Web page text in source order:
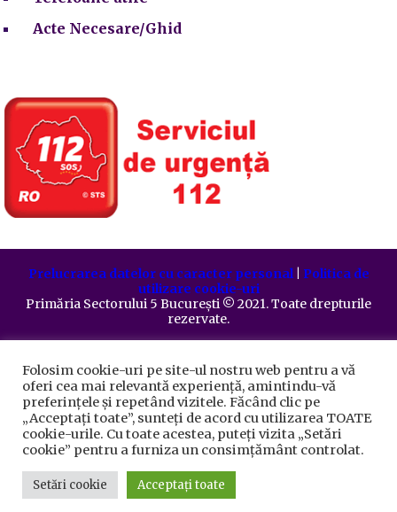
Acte Necesare/Ghid
Prelucrarea datelor cu caracter personal| Politica de
utilizare cookie-uri
Primăria Sectorului 5 București ©️ 2021. Toate drepturile
rezervate.
Folosim cookie-uri pe site-ul nostru web pentru a vă
oferi cea mai relevantă experiență, amintindu-vă
preferințele și repetând vizitele. Făcând clic pe
„Acceptați toate”, sunteți de acord cu utilizarea TOATE
cookie-urile. Cu toate acestea, puteți vizita „Setări
cookie” pentru a furniza un consimțământ controlat.
Setări cookie Acceptați toate